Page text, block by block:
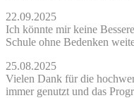
22.09.2025
Ich könnte mir keine
Schule ohne Bedenken
25.08.2025
Vielen Dank für die
immer genutzt und das